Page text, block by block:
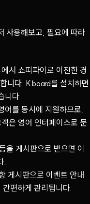
사용해보고, 필요에 따라
서 쇼피파이로 이전한 경
니다. Kboard를 설치하면
니다.
어를 동시에 지원하므로,
은 영어 인터페이스로 문
을 게시판으로 받으면 이
.
게시판으로 이벤트 안내
편하게 관리됩니다.